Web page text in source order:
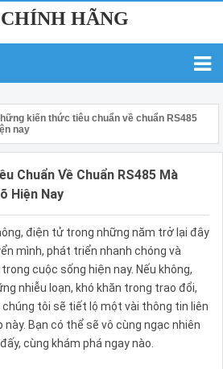
HÃNG
kiến thức tiêu chuẩn về chuẩn RS485
nay
Chuẩn Về Chuẩn RS485 Mà
Hiện Nay
điện tử trong những năm trở lại đây
mình, phát triển nhanh chóng và
cuộc sống hiện nay. Nếu không,
nhiễu loạn, khó khăn trong trao đổi,
chúng tôi sẽ tiết lộ một vài thông tin liên
Bạn có thể sẽ vô cùng ngạc nhiên
cùng khám phá ngay nào.